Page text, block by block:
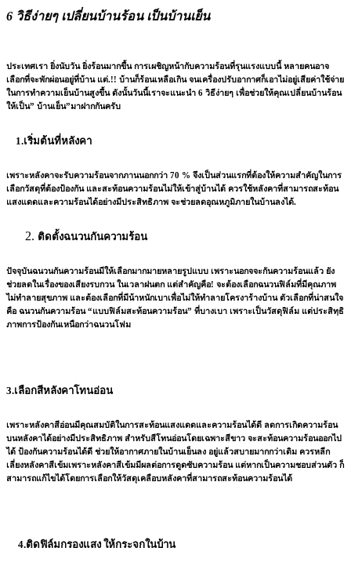
6 วิธีง่ายๆ เปลี่ยนบ้านร้อน เป็นบ้านเย็น
ประเทศเรา ยิ่งนับวัน ยิ่งร้อนมากขึ้น การเผชิญหน้ากับความร้อนที่รุนแรงแบบนี้ หลายคนอาจ
เลือกที่จะพักผ่อนอยู่ที่บ้าน แต่.!! บ้านก็ร้อนเหลือเกิน จนเครื่องปรับอากาศก็เอาไม่อยู่เสียค่าใช้จ่าย
ในการทำความเย็นบ้านสูงขึ้น ดังนั้นวันนี้เราจะแนะนำ 6 วิธีง่ายๆ เพื่อช่วยให้คุณเปลี่ยนบ้านร้อน
ให้เป็น” บ้านเย็น”มาฝากกันครับ
1.เริ่มต้นที่หลังคา
เพราะหลังคาจะรับความร้อนจากภานนอกกว่า 70 % จึงเป็นส่วนแรกที่ต้องให้ความสำคัญในการ
เลือกวัสดุที่ต้องป้องกัน และสะท้อนความร้อนไม่ให้เข้าสู่บ้านได้ ควรใช้หลังคาที่สามารถสะท้อน
แสงแดดและความร้อนได้อย่างมีประสิทธิภาพ จะช่วยลดอุณหภูมิภายในบ้านลงได้.
ติดตั้งฉนวนกันความร้อน
ปัจจุบันฉนวนกันความร้อนมีให้เลือกมากมายหลายรูปแบบ เพราะนอกจจะกันความร้อนแล้ว ยัง
ช่วยลดในเรื่องของเสียงรบกวน ในเวลาฝนตก แต่สำคัญคือ! จะต้องเลือกฉนวนฟิล์มที่มีคุณภาพ
ไม่ทำลายสุขภาพ และต้องเลือกที่มีน้าหนักเบาเพื่อไม่ให้ทำลายโครงาร้างบ้าน ตัวเลือกที่น่าสนใจ
คือ ฉนวนกันความร้อน “แบบฟิล์มสะท้อนความร้อน” ที่บางเบา เพราะเป็นวัสดุฟิล์ม แต่ประสิทฺธิ
ภาพการป้องกันเหนือกว่าฉนวนโฟม
3.เลือกสีหลังคาโทนอ่อน
เพราะหลังคาสีอ่อนมีคุณสมบัติในการสะท้อนแสงแดดและความร้อนได้ดี ลดการเกิดความร้อน
บนหลังคาได้อย่างมีประสิทธิภาพ สำหรับสีโทนอ่อนโดยเฉพาะสีขาว จะสะท้อนความร้อนออกไป
ได้ ป้องกันความร้อนได้ดี ช่วยให้อากาศภายในบ้านเย็นลง อยู่แล้วสบายมากกว่าเดิม ควรหลีก
เลี่ยงหลังคาสีเข้มเพราะหลังคาสีเข้มมีผลต่อการดูดซับความร้อน แต่หากเป็นความชอบส่วนตัว ก็
สามารถแก้ไขได้โดยการเลือกให้วัสดุเคลือบหลังคาที่สามารถสะท้อนความร้อนได้
4.ติดฟิล์มกรองแสง ให้กระจกในบ้าน